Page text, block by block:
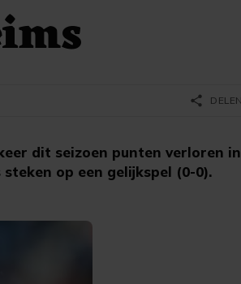
dit seizoen punten verloren in
op een gelijkspel (0-0).
share DELEN